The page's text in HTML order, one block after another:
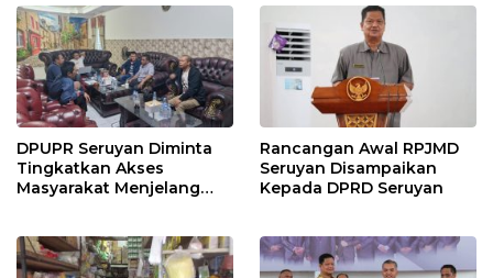
DPUPR Seruyan Diminta
Tingkatkan Akses
Masyarakat Menjelang
Rancangan Awal RPJMD
Seruyan Disampaikan
Kepada DPRD Seruyan